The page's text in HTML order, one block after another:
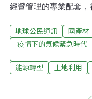
經營管理的專業配套
平地造林因為要引入
能」，似乎成了另一個
如此簡化的二元對立
胳及現況，做為討論
地球公民通訊
國產材
疫情下的氣候緊急時
能源轉型
土地利用